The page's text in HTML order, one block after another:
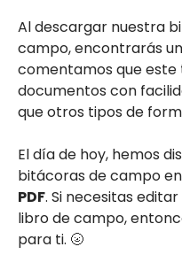
Al descargar nuestra
campo, encontrarás un
comentamos que
documentos con
que otros tipos de
El día de hoy, hemos
bitácoras de campo en
PDF. Si necesitas
libro de campo,
para ti. 🌝